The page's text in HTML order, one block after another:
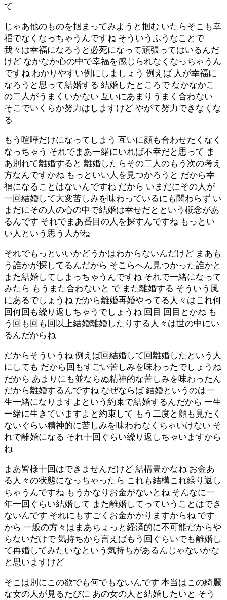
て
じゃあ他のものを掴まってみようと掴む いたらそこも幸
福でなくなっちゃうんですね そういうふうなことで
我々は幸福になろうと必死になって頑張ってはいるんだ
けど なかなか心の中で幸福を感じられなくなっちゃうん
ですね わかりやすい例にしましょう 例えば 人が幸福に
なろうと思って結婚する 結婚したところで なかなかこ
の二人がうまくいかない 互いにあまりうまく合わない
そこでいくらか努力はしますけど やがて努力できなくな
る
もう喧嘩だけになってしまう 互いに顔も合わせたくなく
なっちゃう それでまあ一緒にいれば不幸だと思って ま
あ別れて離婚すると 離婚したらその二人のもう次の考え
方なんですかね もっといい人を見つかろうと だから幸
福になることはないんですね だから いまだにその人が
一回結婚して大変苦しみを味わっているにも関わらず い
まだにその人の心の中で結婚は幸せだとという概念があ
るんです それでまあ番目の人を探すんですね もっとい
い人という思う人がね
それでもっといいかどうかはわからないんだけど まあも
う誰かが探してるんだから そこらへん見つかった誰かと
また結婚してしまっちゃうんですね それで一緒になって
みたら もうまた合わないと で また離婚する そういう風
にあるでしょうね だから離婚再婚やってる人々はこれ何
回何回も繰り返しちゃうでしょうね 回目 回目とかね も
う回も回も回以上結婚離婚したりする人々は世の中にい
るんだからね
だからそういうね 例えば回結婚して回離婚したという人
にしても だから回もすごい苦しみを味わったでしょうね
だから あまりにも並ならぬ精神的な苦しみを味わったん
だから離婚するんですね なぜならば 結婚というのは一
生一緒になりますよという約束で結婚するんだから 一生
一緒に生きていますよと約束して もう二度と顔も見たく
ないぐらい精神的に苦しみを味わわなくちゃいけない そ
れで離婚になる それ十回ぐらい繰り返しちゃいますから
ね
まあ皆様十回はできませんだけど 結構豊かなね お金あ
る人々の状態になっちゃったら これも結構これ繰り返し
ちゃうんですね もうかなりお金がないとね そんなに一
年一回ぐらい結婚して また離婚してっていうことはでき
ないんです それにもすごくお金かかりますからね です
から 一般の方々はまあちょっと経済的に不可能だからや
らないだけで 気持ちから言えばもう回ぐらいでも離婚し
て再婚してみたいなという気持ちがあるんじゃないかな
と思いますけど
そこは別にこの欲でも何でもないんです 本当はこの綺麗
な女の人が見るたびに あの女の人と結婚したいと そう